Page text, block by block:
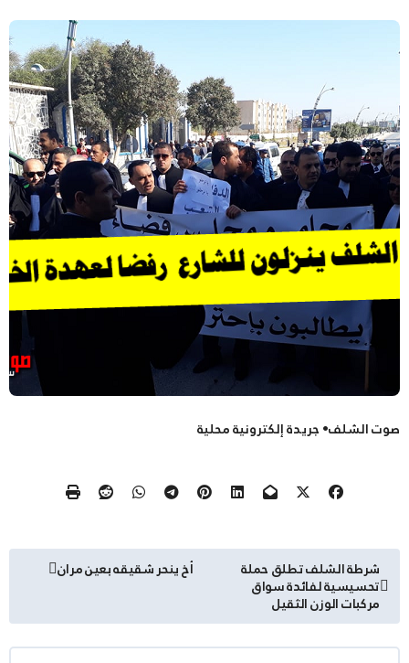
صوت الشلف• جريدة إلكترونية محلية
تصفّح
المقالات
شرطة الشلف تطلق حملة
تحسيسية لفائدة سواق
مركبات الوزن الثقيل
أخ ينحر شقيقه بعين مران